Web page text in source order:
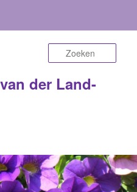
der Land-